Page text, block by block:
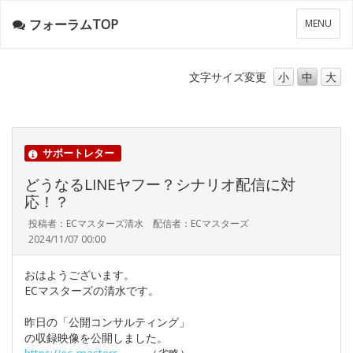
メ
ニ
ー
MENU
フォーラムTOP
文字サイズ変更 小 中 大
サポートレター
どうなるLINEヤフー？シナリオ配信に対
応！？
投稿者：ECマスターズ清水 配信者：ECマスターズ
2024/11/07 00:00
おはようございます。
ECマスターズの清水です。
昨日の「公開コンサルティング」
の収録映像を公開しました。